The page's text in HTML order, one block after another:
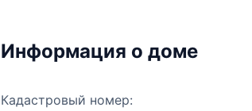
Информация о доме
Кадастровый номер: